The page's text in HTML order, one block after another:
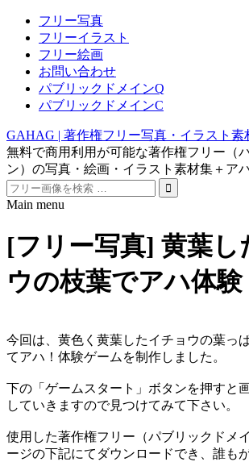
フリー写真
フリーイラスト
フリー絵画
お問い合わせ
パブリックドメインQ
パブリックドメインC
GAHAG | 著作権フリー写真・イラスト素
無料で商用利用が可能な著作権フリー（
ン）の写真・絵画・イラスト素材集＋ア
Search
for:
Main menu
content
[フリー写真] 黄葉し
ウの枝葉でアハ体験
今回は、黄色く黄葉したイチョウの葉っ
てアハ！体験ゲームを制作しました。
下の「ゲームスタート」ボタンを押すと
していきますので見つけてみて下さい。
使用した著作権フリー（パブリックドメ
ージの下記にてダウンロードでき、誰も